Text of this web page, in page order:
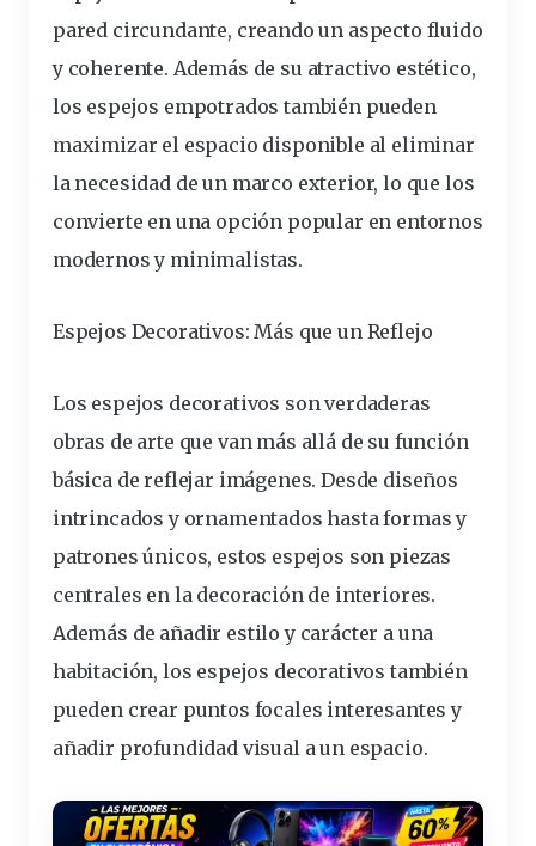
pared circundante, creando un aspecto fluido
y coherente. Además de su atractivo estético,
los espejos empotrados también pueden
maximizar el espacio disponible al eliminar
la necesidad de un marco exterior, lo que los
convierte en una opción popular en entornos
modernos y minimalistas.
Espejos Decorativos: Más que un Reflejo
Los espejos decorativos son verdaderas
obras de arte que van más allá de su función
básica de reflejar imágenes. Desde diseños
intrincados y ornamentados hasta formas y
patrones únicos, estos espejos son piezas
centrales en la decoración de interiores.
Además de añadir estilo y carácter a una
habitación, los espejos decorativos también
pueden crear puntos focales interesantes y
añadir profundidad visual a un espacio.